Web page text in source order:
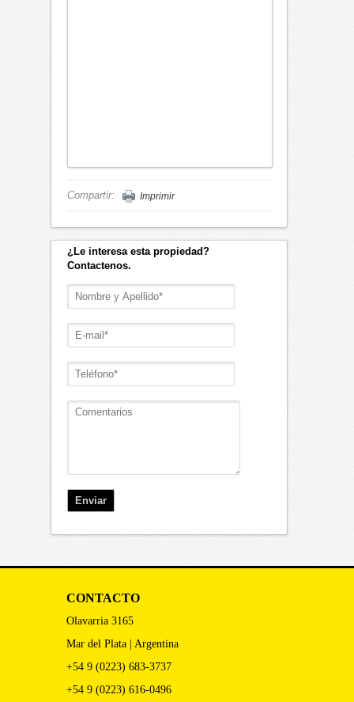
Compartir: Imprimir
¿Le interesa esta propiedad?
Contactenos.
CONTACTO
Olavarria 3165
Mar del Plata | Argentina
+54 9 (0223) 683-3737
+54 9 (0223) 616-0496